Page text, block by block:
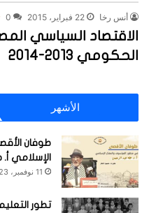
أنس رخا 22 فبراير، 2015 0
الاقتصاد السياسي
الحكومي 2013-2014
الأشهر
طوفان
الإسلامي
11 نوفمبر، 2023
تطور